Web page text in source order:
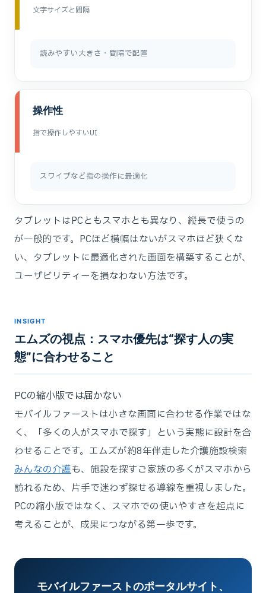
文字サイズと間隔
読みやすい大きさ・間隔で配置
操作性
指で操作しやすいUI
スワイプなど指の操作に最適化
タブレットはPCともスマホとも異なり、縦長で使うの
が一般的です。PCほど横幅はないがスマホほど狭くな
い、タブレットに最適化された画面を構築することが、
ユーザビリティーを損なわない方法です。
INSIGHT
エムズの視点：スマホ優先は“探す人の実
態”に合わせること
PCの縮小版では届かない
モバイルファーストは小さな画面に合わせる作業ではな
く、「多くの人がスマホで探す」という実態に設計を合
わせることです。エムズが約8年伴走した介護施設検索
みんなの介護も、施設を探すご家族の多くがスマホから
訪れるため、片手で迷わず探せる導線を重視しました。
PCの縮小版ではなく、スマホでの使いやすさを起点に
考えることが、成果につながる第一歩です。
モバイルファーストのポータルサイト、